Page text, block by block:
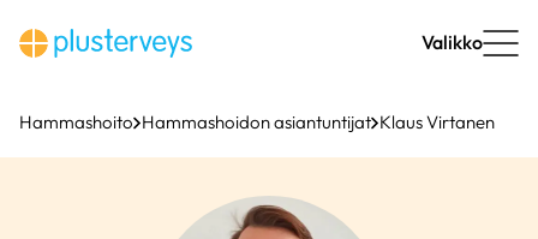
sisältöön
Valikko
Hammashoito Hammashoidon asiantuntijat Klaus Virtanen